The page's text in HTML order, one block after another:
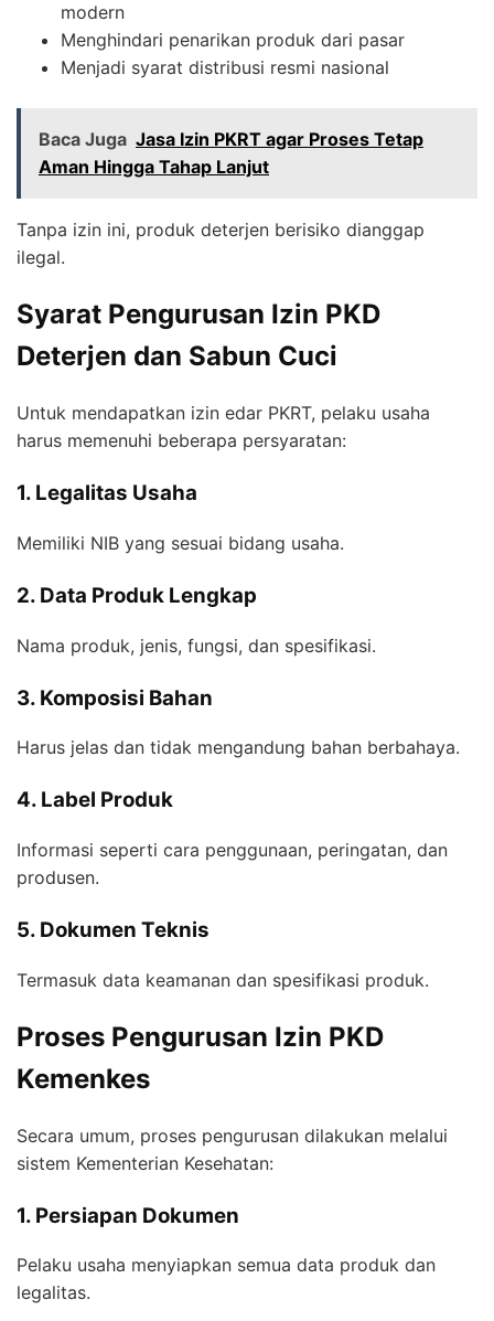
modern
Menghindari penarikan produk dari pasar
Menjadi syarat distribusi resmi nasional
Baca Juga Jasa Izin PKRT agar Proses Tetap
Aman Hingga Tahap Lanjut
Tanpa izin ini, produk deterjen berisiko dianggap
ilegal.
Syarat Pengurusan Izin PKD
Deterjen dan Sabun Cuci
Untuk mendapatkan izin edar PKRT, pelaku usaha
harus memenuhi beberapa persyaratan:
1. Legalitas Usaha
Memiliki NIB yang sesuai bidang usaha.
2. Data Produk Lengkap
Nama produk, jenis, fungsi, dan spesifikasi.
3. Komposisi Bahan
Harus jelas dan tidak mengandung bahan berbahaya.
4. Label Produk
Informasi seperti cara penggunaan, peringatan, dan
produsen.
5. Dokumen Teknis
Termasuk data keamanan dan spesifikasi produk.
Proses Pengurusan Izin PKD
Kemenkes
Secara umum, proses pengurusan dilakukan melalui
sistem Kementerian Kesehatan:
1. Persiapan Dokumen
Pelaku usaha menyiapkan semua data produk dan
legalitas.